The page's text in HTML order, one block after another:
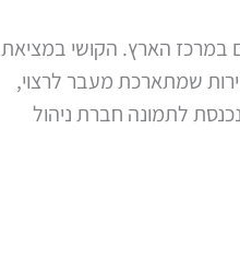
במרכז הארץ. הקושי במציאת
שמתארכת מעבר לרצוי,
לתמונה חברת ניהול